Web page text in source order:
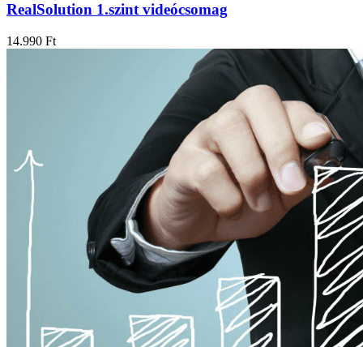
RealSolution 1.szint videócsomag
14.990 Ft